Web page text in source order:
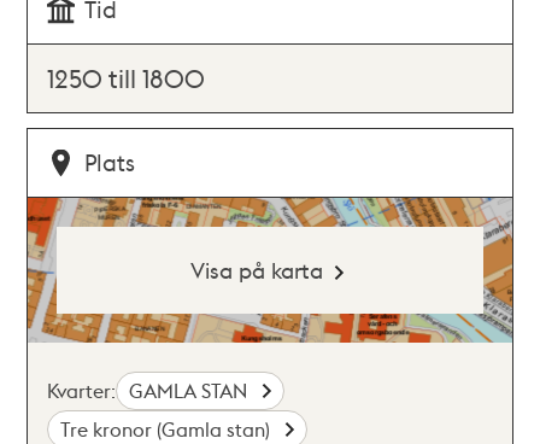
Tid
1250 till 1800
Plats
Visa på karta
Kvarter: GAMLA STAN
Tre kronor (Gamla stan)